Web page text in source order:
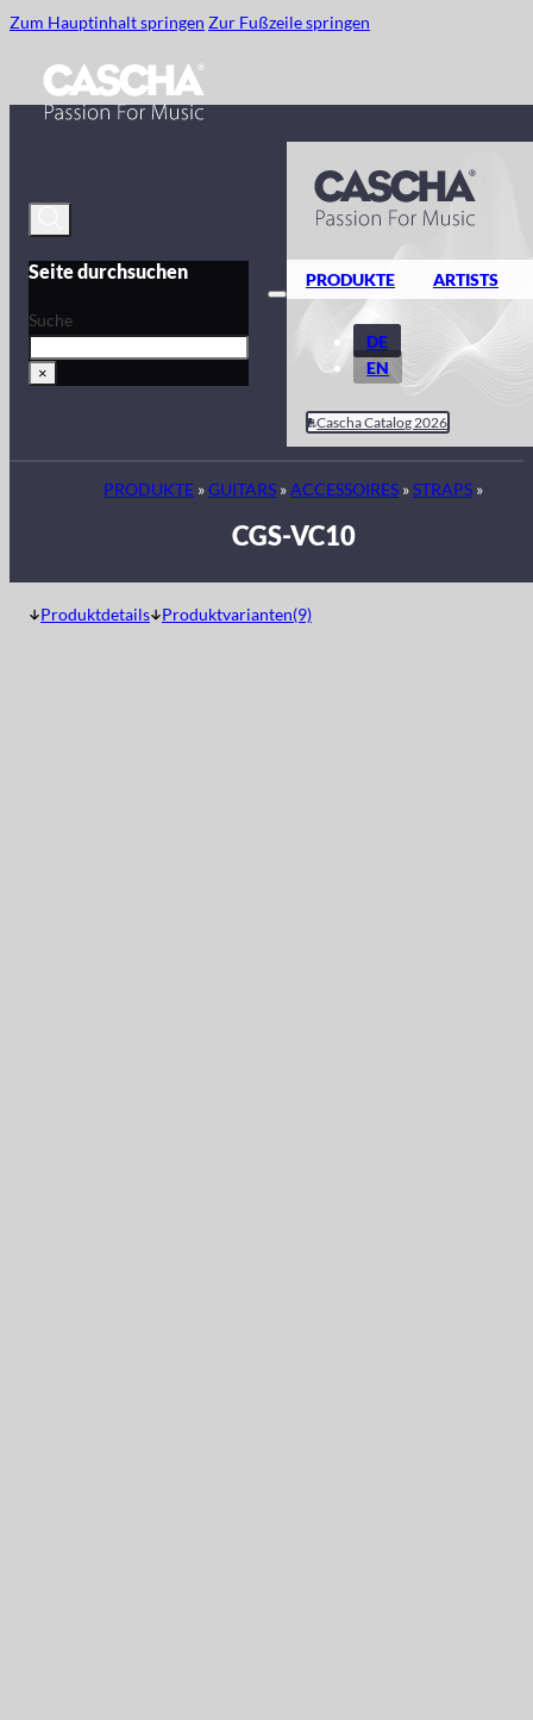
Zum Hauptinhalt springen Zur Fußzeile springen
Seite durchsuchen
Suche
×
PRODUKTE ARTISTS
DE
EN
Cascha Catalog 2026
PRODUKTE »GUITARS »ACCESSOIRES »STRAPS »
CGS-VC10
Produktdetails Produktvarianten(9)